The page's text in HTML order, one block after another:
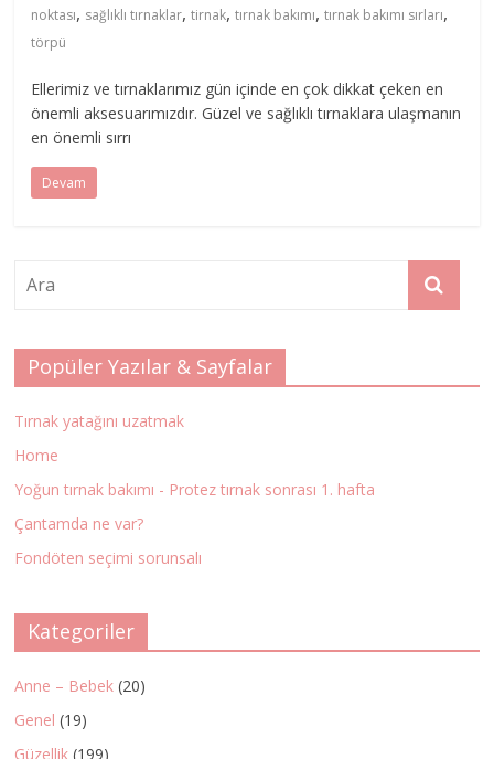
noktası, sağlıklı tırnaklar,tirnak,tırnak bakımı,tırnak bakımı sırları,
törpü
Ellerimiz ve tırnaklarımız gün içinde en çok dikkat çeken en
önemli aksesuarımızdır. Güzel ve sağlıklı tırnaklara ulaşmanın
en önemli sırrı
Devam
Popüler Yazılar & Sayfalar
Tırnak yatağını uzatmak
Home
Yoğun tırnak bakımı - Protez tırnak sonrası 1. hafta
Çantamda ne var?
Fondöten seçimi sorunsalı
Kategoriler
Anne – Bebek (20)
Genel (19)
Güzellik (199)